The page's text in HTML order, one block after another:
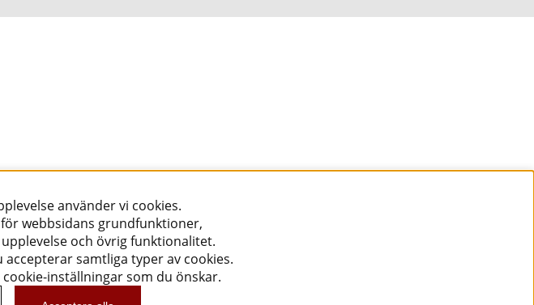
använder vi cookies.
webbsidans grundfunktioner,
och övrig funktionalitet.
samtliga typer av cookies.
inställningar som du önskar.